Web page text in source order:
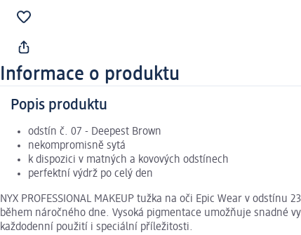
Informace o produktu
Popis produktu
odstín č. 07 - Deepest Brown
nekompromisně sytá
k dispozici v matných a kovových odstínech
perfektní výdrž po celý den
NYX PROFESSIONAL MAKEUP tužka na oči Epic Wear v
během náročného dne. Vysoká pigmentace umožňuje snadné
každodenní použití i speciální příležitosti.